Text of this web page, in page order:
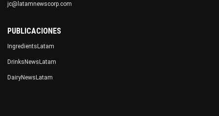
jc@latamnewscorp.com
PUBLICACIONES
IngredientsLatam
DrinksNewsLatam
DairyNewsLatam